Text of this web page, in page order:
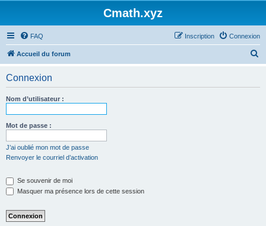
Cmath.xyz
FAQ Connexion
Inscription
Accueil du forum
Connexion
Nom d’utilisateur :
Mot de passe :
J’ai oublié mon mot de passe
Renvoyer le courriel d’activation
Se souvenir de moi
Masquer ma présence lors de cette session